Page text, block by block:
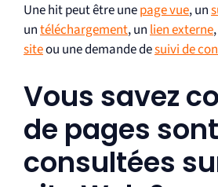
Une hit peut être unepage vue, un
untéléchargement, unlien externe
siteou une demande desuivi de
Vous savez
de pages sont
consultées